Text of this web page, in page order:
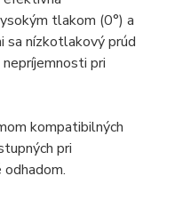
tlakom (0°) a
sa nízkotlakový prúd
pri
kompatibilných
pri